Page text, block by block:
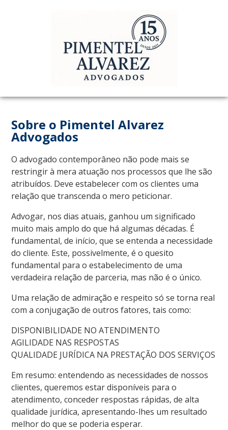
Sobre o Pimentel Alvarez
Advogados
O advogado contemporâneo não pode mais se
restringir à mera atuação nos processos que lhe são
atribuídos. Deve estabelecer com os clientes uma
relação que transcenda o mero peticionar.
Advogar, nos dias atuais, ganhou um significado
muito mais amplo do que há algumas décadas. É
fundamental, de início, que se entenda a necessidade
do cliente. Este, possivelmente, é o quesito
fundamental para o estabelecimento de uma
verdadeira relação de parceria, mas não é o único.
Uma relação de admiração e respeito só se torna real
com a conjugação de outros fatores, tais como:
DISPONIBILIDADE NO ATENDIMENTO
AGILIDADE NAS RESPOSTAS
QUALIDADE JURÍDICA NA PRESTAÇÃO DOS SERVIÇOS
Em resumo: entendendo as necessidades de nossos
clientes, queremos estar disponíveis para o
atendimento, conceder respostas rápidas, de alta
qualidade jurídica, apresentando-lhes um resultado
melhor do que se poderia esperar.